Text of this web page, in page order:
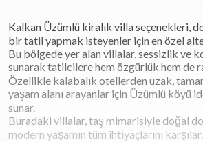
Kalkan Üzümlü kiralık villa seçenekleri,
bir tatil yapmak isteyenler için en özel
Bu bölgede yer alan villalar, sessizlik ve
sunarak tatilcilere hem özgürlük hem de
Özellikle kalabalık otellerden uzak,
yaşam alanı arayanlar için Üzümlü köyü
sunar.
Buradaki villalar, taş mimarisiyle doğal
modern yaşamın tüm ihtiyaçlarını